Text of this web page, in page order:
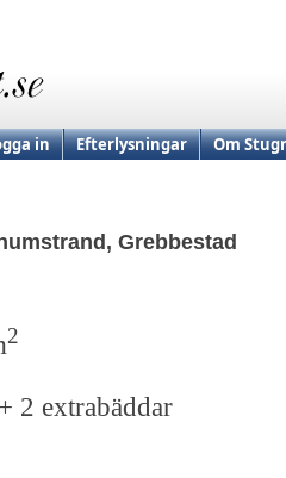
in Efterlysningar Om
Grebbestad
2
2 extrabäddar